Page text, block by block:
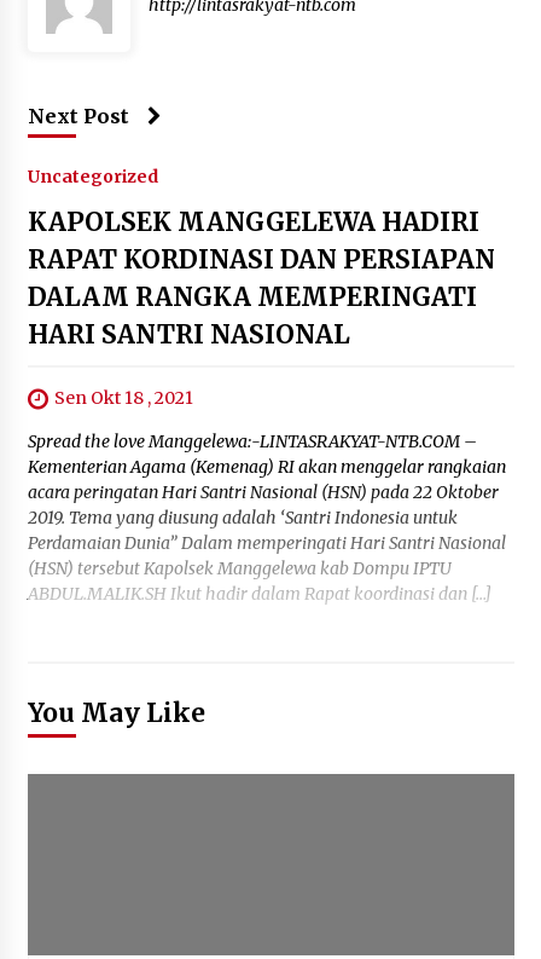
http://lintasrakyat-ntb.com
Next Post
Uncategorized
KAPOLSEK MANGGELEWA HADIRI
RAPAT KORDINASI DAN PERSIAPAN
DALAM RANGKA MEMPERINGATI
HARI SANTRI NASIONAL
Sen Okt 18 , 2021
Spread the love Manggelewa:-LINTASRAKYAT-NTB.COM –
Kementerian Agama (Kemenag) RI akan menggelar rangkaian
acara peringatan Hari Santri Nasional (HSN) pada 22 Oktober
2019. Tema yang diusung adalah ‘Santri Indonesia untuk
Perdamaian Dunia” Dalam memperingati Hari Santri Nasional
(HSN) tersebut Kapolsek Manggelewa kab Dompu IPTU
ABDUL.MALIK.SH Ikut hadir dalam Rapat koordinasi dan […]
You May Like